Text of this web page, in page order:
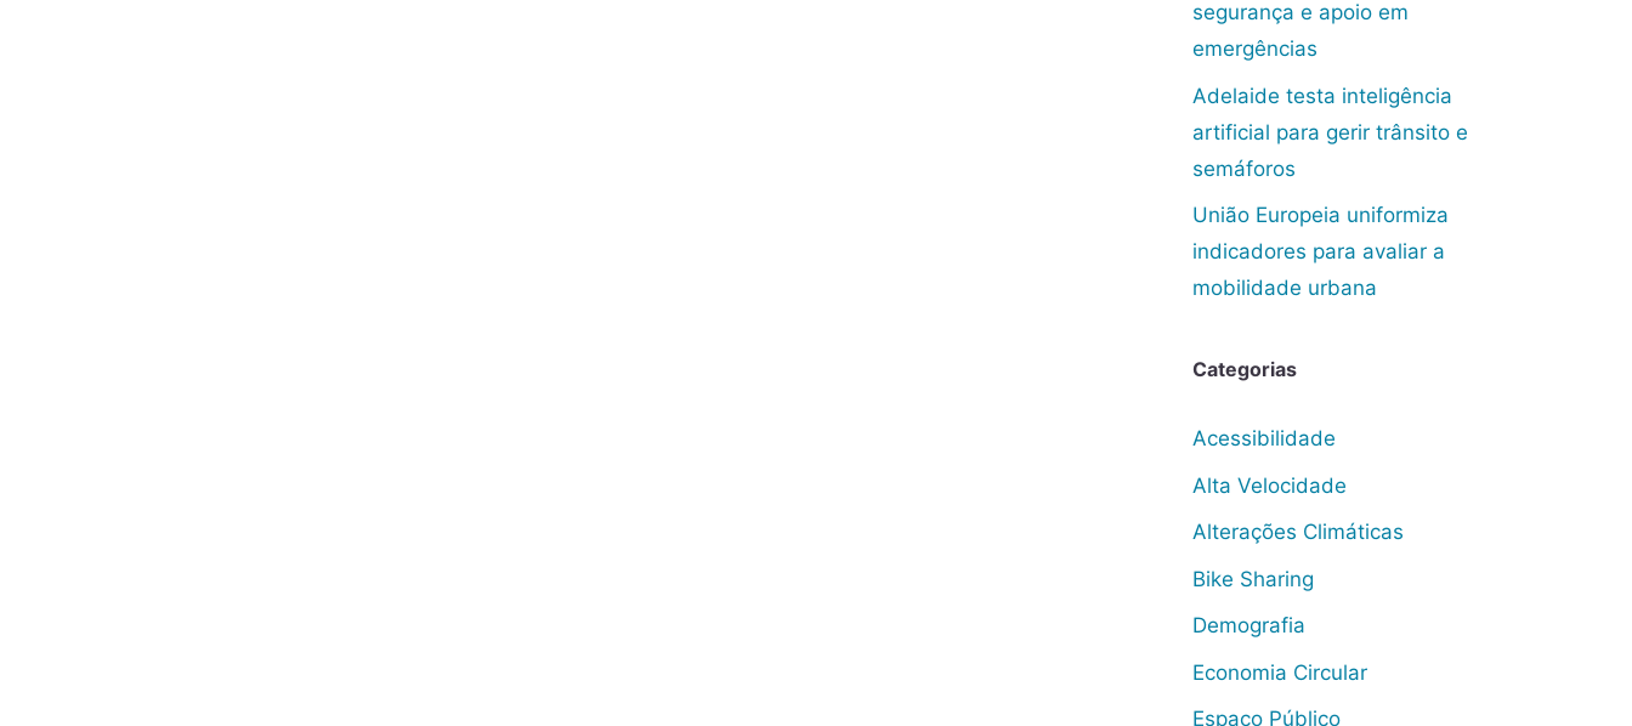
segurança e apoio em
emergências
Adelaide testa inteligência
artificial para gerir trânsito e
semáforos
União Europeia uniformiza
indicadores para avaliar a
mobilidade urbana
Categorias
Acessibilidade
Alta Velocidade
Alterações Climáticas
Bike Sharing
Demografia
Economia Circular
Espaço Público